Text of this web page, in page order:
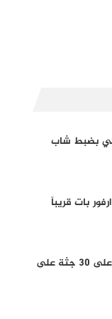
بضبط شاب
بات قريباً
شهود يكشفون تفاصيل العثور على 30 جثة على